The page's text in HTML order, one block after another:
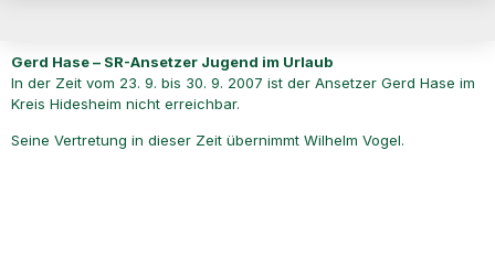
Gerd Hase – SR-Ansetzer Jugend im Urlaub
In der Zeit vom 23. 9. bis 30. 9. 2007 ist der Ansetzer Gerd Hase im
Kreis Hidesheim nicht erreichbar.
Seine Vertretung in dieser Zeit übernimmt Wilhelm Vogel.